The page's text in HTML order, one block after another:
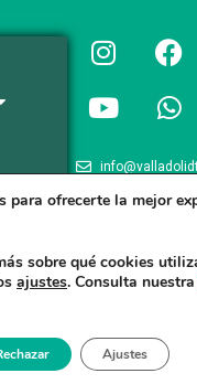
+34 983 426
/Poltica de Privacidad/ Politica
para ofrecerte la mejor
sobre qué cookies
ajustes. Consulta nuestra
Ajustes